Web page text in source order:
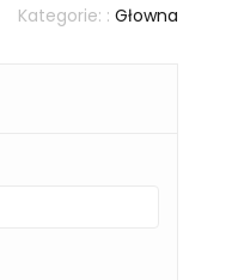
Kategorie: : Głowna